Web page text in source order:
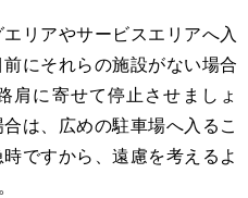
リアやサービスエリアへ入
にそれらの施設がない場合
肩に寄せて停止させましょ
は、広めの駐車場へ入るこ
ですから、遠慮を考えるよ